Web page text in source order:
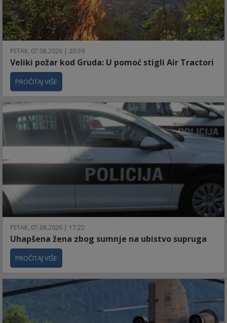
PETAK, 07.08.2026 | 20:39
Veliki požar kod Gruda: U pomoć stigli Air Tractori
PROČITAJ VIŠE
PETAK, 07.08.2026 | 17:22
Uhapšena žena zbog sumnje na ubistvo supruga
PROČITAJ VIŠE